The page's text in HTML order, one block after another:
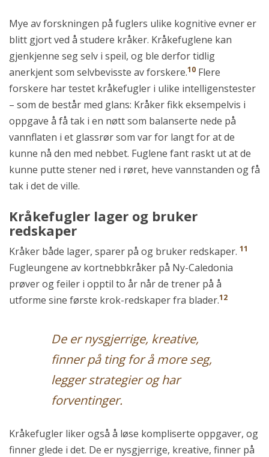
Mye av forskningen på fuglers ulike kognitive evner er
blitt gjort ved å studere kråker. Kråkefuglene kan
gjenkjenne seg selv i speil, og ble derfor tidlig
anerkjent som selvbevisste av forskere.10 Flere
forskere har testet kråkefugler i ulike intelligenstester
– som de består med glans: Kråker fikk eksempelvis i
oppgave å få tak i en nøtt som balanserte nede på
vannflaten i et glassrør som var for langt for at de
kunne nå den med nebbet. Fuglene fant raskt ut at de
kunne putte stener ned i røret, heve vannstanden og få
tak i det de ville.
Kråkefugler lager og bruker
redskaper
Kråker både lager, sparer på og bruker redskaper. 11
Fugleungene av kortnebbkråker på Ny-Caledonia
prøver og feiler i opptil to år når de trener på å
utforme sine første krok-redskaper fra blader.12
De er nysgjerrige, kreative,
finner på ting for å more seg,
legger strategier og har
forventinger.
Kråkefugler liker også å løse kompliserte oppgaver, og
finner glede i det. De er nysgjerrige, kreative, finner på